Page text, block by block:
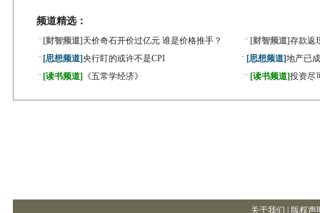
频道精选：
· [财智频道] 天价奇石开价过亿元 谁是价格推手？ · [财智频道]存款返
· [思想频道]央行盯的或许不是CPI · [思想频道]地产已
· [读书频道] 《五常学经济》 · [读书频道]投资尽